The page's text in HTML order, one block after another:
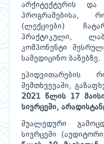
არქიტექტურის და
პროგრამებისა,
(ლექციები)
პრაქტიკული,
კომპონენტი
სამედიცინო ბაზებზე.
ეპიდვითარების
შემთხვევაში,
2021 წლის 17
სივრცეში,
შუალედური
სივრცეში